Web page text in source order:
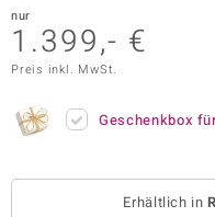
nur
1.399,- €
Preis inkl. MwSt.
Geschenkbox
Erhältlich in